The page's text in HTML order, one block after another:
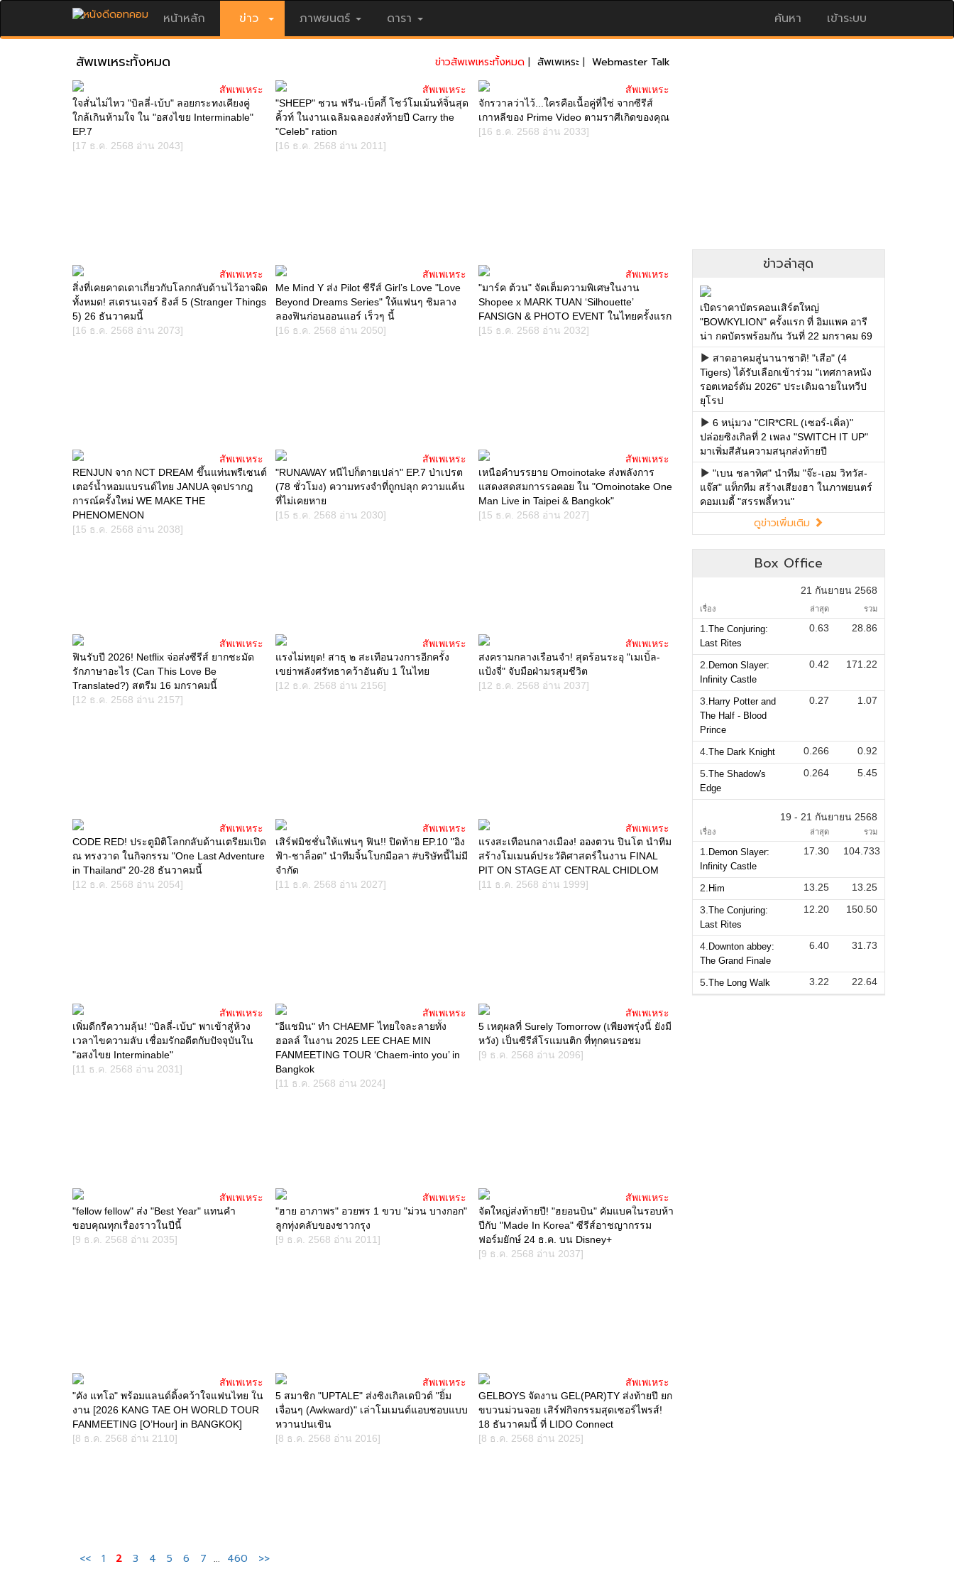
หน้าหลัก ข่าว ภาพยนตร์ ดารา ค้นหา เข้าระบบ
สัพเพเหระทั้งหมด ข่าวสัพเพเหระทั้งหมด |สัพเพเหระ |Webmaster Talk
ใจสั่นไม่ไหว "บิลลี่-เบ้บ" ลอยกระทงเคียงคู่
ใกล้เกินห้ามใจ ใน "อสงไขย Interminable"
EP.7
[17 ธ.ค. 2568 อ่าน 2043]
สัพเพเหระ
"SHEEP" ชวน ฟรีน-เบ็คกี้ โชว์โมเม้นท์จิ้นสุด
คิ้วท์ ในงานเฉลิมฉลองส่งท้ายปี Carry the
"Celeb" ration
[16 ธ.ค. 2568 อ่าน 2011]
สัพเพเหระ
จักรวาลว่าไว้...ใครคือเนื้อคู่ที่ใช่ จากซีรีส์
เกาหลีของ Prime Video ตามราศีเกิดของคุณ
[16 ธ.ค. 2568 อ่าน 2033]
สัพเพเหระ
สิ่งที่เคยคาดเดาเกี่ยวกับโลกกลับด้านไว้อาจผิด
ทั้งหมด! สเตรนเจอร์ ธิงส์ 5 (Stranger Things
5) 26 ธันวาคมนี้
[16 ธ.ค. 2568 อ่าน 2073]
สัพเพเหระ
Me Mind Y ส่ง Pilot ซีรีส์ Girl’s Love "Love
Beyond Dreams Series" ให้แฟนๆ ชิมลาง
ลองฟินก่อนออนแอร์ เร็วๆ นี้
[16 ธ.ค. 2568 อ่าน 2050]
สัพเพเหระ
"มาร์ค ต้วน" จัดเต็มความพิเศษในงาน
Shopee x MARK TUAN ‘Silhouette’
FANSIGN & PHOTO EVENT ในไทยครั้งแรก
[15 ธ.ค. 2568 อ่าน 2032]
สัพเพเหระ
RENJUN จาก NCT DREAM ขึ้นแท่นพรีเซนต์
เตอร์น้ำหอมแบรนด์ไทย JANUA จุดปรากฎ
การณ์ครั้งใหม่ WE MAKE THE
PHENOMENON
[15 ธ.ค. 2568 อ่าน 2038]
สัพเพเหระ
"RUNAWAY หนีไปก็ตายเปล่า" EP.7 ป่าเปรต
(78 ชั่วโมง) ความทรงจำที่ถูกปลุก ความแค้น
ที่ไม่เคยหาย
[15 ธ.ค. 2568 อ่าน 2030]
สัพเพเหระ
เหนือคำบรรยาย Omoinotake ส่งพลังการ
แสดงสดสมการรอคอย ใน "Omoinotake One
Man Live in Taipei & Bangkok"
[15 ธ.ค. 2568 อ่าน 2027]
สัพเพเหระ
ฟินรับปี 2026! Netflix จ่อส่งซีรีส์ ยากชะมัด
รักภาษาอะไร (Can This Love Be
Translated?) สตรีม 16 มกราคมนี้
[12 ธ.ค. 2568 อ่าน 2157]
สัพเพเหระ
แรงไม่หยุด! สาธุ ๒ สะเทือนวงการอีกครั้ง
เขย่าพลังศรัทธาคว้าอันดับ 1 ในไทย
[12 ธ.ค. 2568 อ่าน 2156]
สัพเพเหระ
สงครามกลางเรือนจำ! สุดร้อนระอุ "เมเบิ้ล-
แป้งจี่" จับมือฝ่ามรสุมชีวิต
[12 ธ.ค. 2568 อ่าน 2037]
สัพเพเหระ
CODE RED! ประตูมิติโลกกลับด้านเตรียมเปิด
ณ ทรงวาด ในกิจกรรม "One Last Adventure
in Thailand" 20-28 ธันวาคมนี้
[12 ธ.ค. 2568 อ่าน 2054]
สัพเพเหระ
เสิร์ฟมิชชั่นให้แฟนๆ ฟิน!! ปิดท้าย EP.10 "อิง
ฟ้า-ชาล็อต" นำทีมจิ้นโบกมือลา #บริษัทนี้ไม่มี
จำกัด
[11 ธ.ค. 2568 อ่าน 2027]
สัพเพเหระ
แรงสะเทือนกลางเมือง! อองตวน ปินโต นำทีม
สร้างโมเมนต์ประวัติศาสตร์ในงาน FINAL
PIT ON STAGE AT CENTRAL CHIDLOM
[11 ธ.ค. 2568 อ่าน 1999]
สัพเพเหระ
เพิ่มดีกรีความลุ้น! "บิลลี่-เบ้บ" พาเข้าสู่ห้วง
เวลาไขความลับ เชื่อมรักอดีตกับปัจจุบันใน
"อสงไขย Interminable"
[11 ธ.ค. 2568 อ่าน 2031]
สัพเพเหระ
"อีแชมิน" ทำ CHAEMF ไทยใจละลายทั้ง
ฮอลล์ ในงาน 2025 LEE CHAE MIN
FANMEETING TOUR ‘Chaem-into you’ in
Bangkok
[11 ธ.ค. 2568 อ่าน 2024]
สัพเพเหระ
5 เหตุผลที่ Surely Tomorrow (เพียงพรุ่งนี้ ยังมี
หวัง) เป็นซีรีส์โรแมนติก ที่ทุกคนรอชม
[9 ธ.ค. 2568 อ่าน 2096]
สัพเพเหระ
"fellow fellow" ส่ง "Best Year" แทนคำ
ขอบคุณทุกเรื่องราวในปีนี้
[9 ธ.ค. 2568 อ่าน 2035]
สัพเพเหระ
"ฮาย อาภาพร" อวยพร 1 ขวบ "ม่วน บางกอก"
ลูกทุ่งคลับของชาวกรุง
[9 ธ.ค. 2568 อ่าน 2011]
สัพเพเหระ
จัดใหญ่ส่งท้ายปี! "ฮยอนบิน" คัมแบคในรอบห้า
ปีกับ "Made In Korea" ซีรีส์อาชญากรรม
ฟอร์มยักษ์ 24 ธ.ค. บน Disney+
[9 ธ.ค. 2568 อ่าน 2037]
สัพเพเหระ
"คัง แทโอ" พร้อมแลนด์ดิ้งคว้าใจแฟนไทย ใน
งาน [2026 KANG TAE OH WORLD TOUR
FANMEETING [O’Hour] in BANGKOK]
[8 ธ.ค. 2568 อ่าน 2110]
สัพเพเหระ
5 สมาชิก "UPTALE" ส่งซิงเกิลเดบิวต์ "ยิ้ม
เจื่อนๆ (Awkward)" เล่าโมเมนต์แอบชอบแบบ
หวานปนเขิน
[8 ธ.ค. 2568 อ่าน 2016]
สัพเพเหระ
GELBOYS จัดงาน GEL(PAR)TY ส่งท้ายปี ยก
ขบวนม่วนจอย เสิร์ฟกิจกรรมสุดเซอร์ไพรส์!
18 ธันวาคมนี้ ที่ LIDO Connect
[8 ธ.ค. 2568 อ่าน 2025]
สัพเพเหระ
<< 1 2 3 4 5 6 7 ... 460 >>
ข่าวล่าสุด
เปิดราคาบัตรคอนเสิร์ตใหญ่
"BOWKYLION" ครั้งแรก ที่ อิมแพค อารี
น่า กดบัตรพร้อมกัน วันที่ 22 มกราคม 69
สาดอาคมสู่นานาชาติ! "เสือ" (4
Tigers) ได้รับเลือกเข้าร่วม "เทศกาลหนัง
รอตเทอร์ดัม 2026" ประเดิมฉายในทวีป
ยุโรป
6 หนุ่มวง "CIR*CRL (เซอร์-เคิ่ล)"
ปล่อยซิงเกิลที่ 2 เพลง "SWITCH IT UP"
มาเพิ่มสีสันความสนุกส่งท้ายปี
"เบน ชลาทิศ" นำทีม "จ๊ะ-เอม วิทวัส-
แจ๊ส" แท็กทีม สร้างเสียงฮา ในภาพยนตร์
คอมเมดี้ "สรรพลี้หวน"
ดูข่าวเพิ่มเติม
Box Office
21 กันยายน 2568
เรื่อง ล่าสุด รวม
1. The Conjuring:
Last Rites
0.63 28.86
2. Demon Slayer:
Infinity Castle
0.42 171.22
3. Harry Potter and
The Half - Blood
Prince
0.27 1.07
4. The Dark Knight 0.266
0.92
5. The Shadow's
Edge
0.264 5.45
19 - 21 กันยายน 2568
เรื่อง ล่าสุด รวม
1. Demon Slayer:
Infinity Castle
17.30 104.733
2. Him 13.25
13.25
3. The Conjuring:
Last Rites
12.20 150.50
4. Downton abbey:
The Grand Finale
6.40 31.73
5. The Long Walk 3.22 22.64